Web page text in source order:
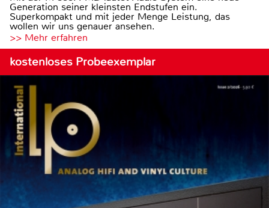
Generation seiner kleinsten Endstufen ein.
Superkompakt und mit jeder Menge Leistung, das
wollen wir uns genauer ansehen.
>> Mehr erfahren
kostenloses Probeexemplar